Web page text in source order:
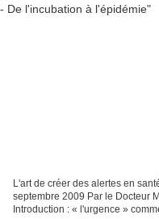
L'art de créer des alertes en
septembre 2009 Par le Docteur
Introduction : « l'urgence »